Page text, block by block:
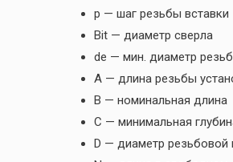
p — шаг резьбы вставки
Bit — диаметр сверла
de — мин. диаметр
A — длина резьбы
B — номинальная длина
C — минимальная
D — диаметр резьбовой